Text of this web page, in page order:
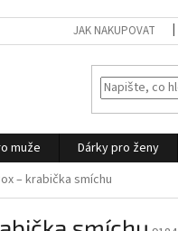
JAK NAKUPOVAT
muže Dárky pro ženy
– krabička smíchu